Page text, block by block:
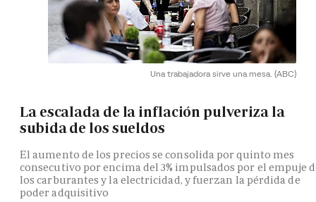
Una trabajadora sirve una mesa. (ABC)
La escalada de la inflación pulveriza la
subida de los sueldos
El aumento de los precios se consolida por quinto mes
consecutivo por encima del 3% impulsados por el empuje
los carburantes y la electricidad, y fuerzan la pérdida de
poder adquisitivo